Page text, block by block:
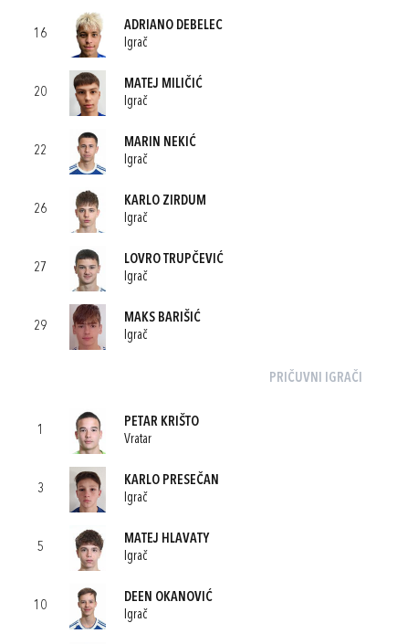
16
ADRIANO DEBELEC
Igrač
20
MATEJ MILIČIĆ
Igrač
22
MARIN NEKIĆ
Igrač
26
KARLO ZIRDUM
Igrač
27
LOVRO TRUPČEVIĆ
Igrač
29
MAKS BARIŠIĆ
Igrač
PRIČUVNI IGRAČI
1
PETAR KRIŠTO
Vratar
3
KARLO PRESEČAN
Igrač
5
MATEJ HLAVATY
Igrač
10
DEEN OKANOVIĆ
Igrač